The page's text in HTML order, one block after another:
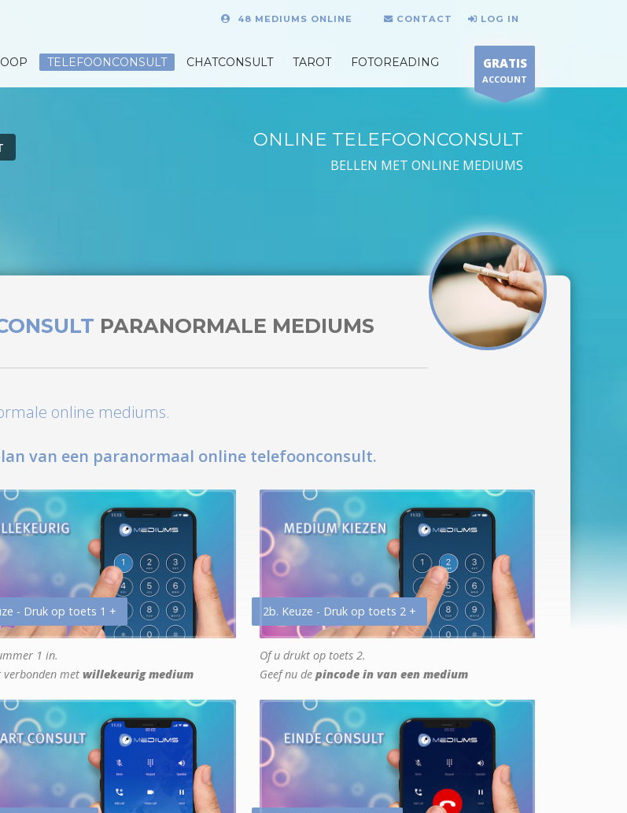
48 MEDIUMS ONLINE CONTACT LOG IN
TELEFOONCONSULT CHATCONSULT TAROT FOTOREADING GRATIS
ACCOUNT
ONLINE TELEFOONCONSULT
BELLEN MET ONLINE MEDIUMS
PARANORMALE MEDIUMS
online mediums.
van een paranormaal online telefoonconsult.
- Druk op toets 1 +
1 in.
verbonden met willekeurig medium
2b. Keuze - Druk op toets 2 +
Of u drukt op toets 2.
Geef nu de pincode in van een medium